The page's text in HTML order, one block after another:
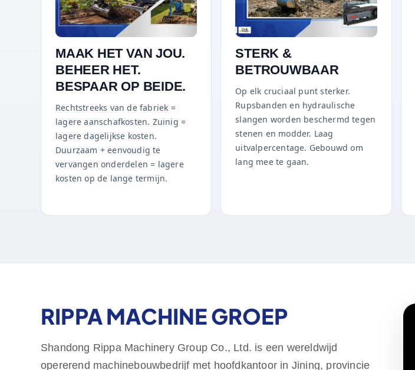
MAAK HET VAN JOU.
BEHEER HET.
BESPAAR OP BEIDE.
Rechtstreeks van de fabriek =
lagere aanschafkosten. Zuinig =
lagere dagelijkse kosten.
Duurzaam + eenvoudig te
vervangen onderdelen = lagere
kosten op de lange termijn.
STERK &
BETROUWBAAR
Op elk cruciaal punt sterker.
Rupsbanden en hydraulische
slangen worden beschermd tegen
stenen en modder. Laag
uitvalpercentage. Gebouwd om
lang mee te gaan.
RIPPA MACHINE GROEP
Shandong Rippa Machinery Group Co., Ltd. is een wereldwijd
opererend machinebouwbedrijf met hoofdkantoor in Jining, provincie